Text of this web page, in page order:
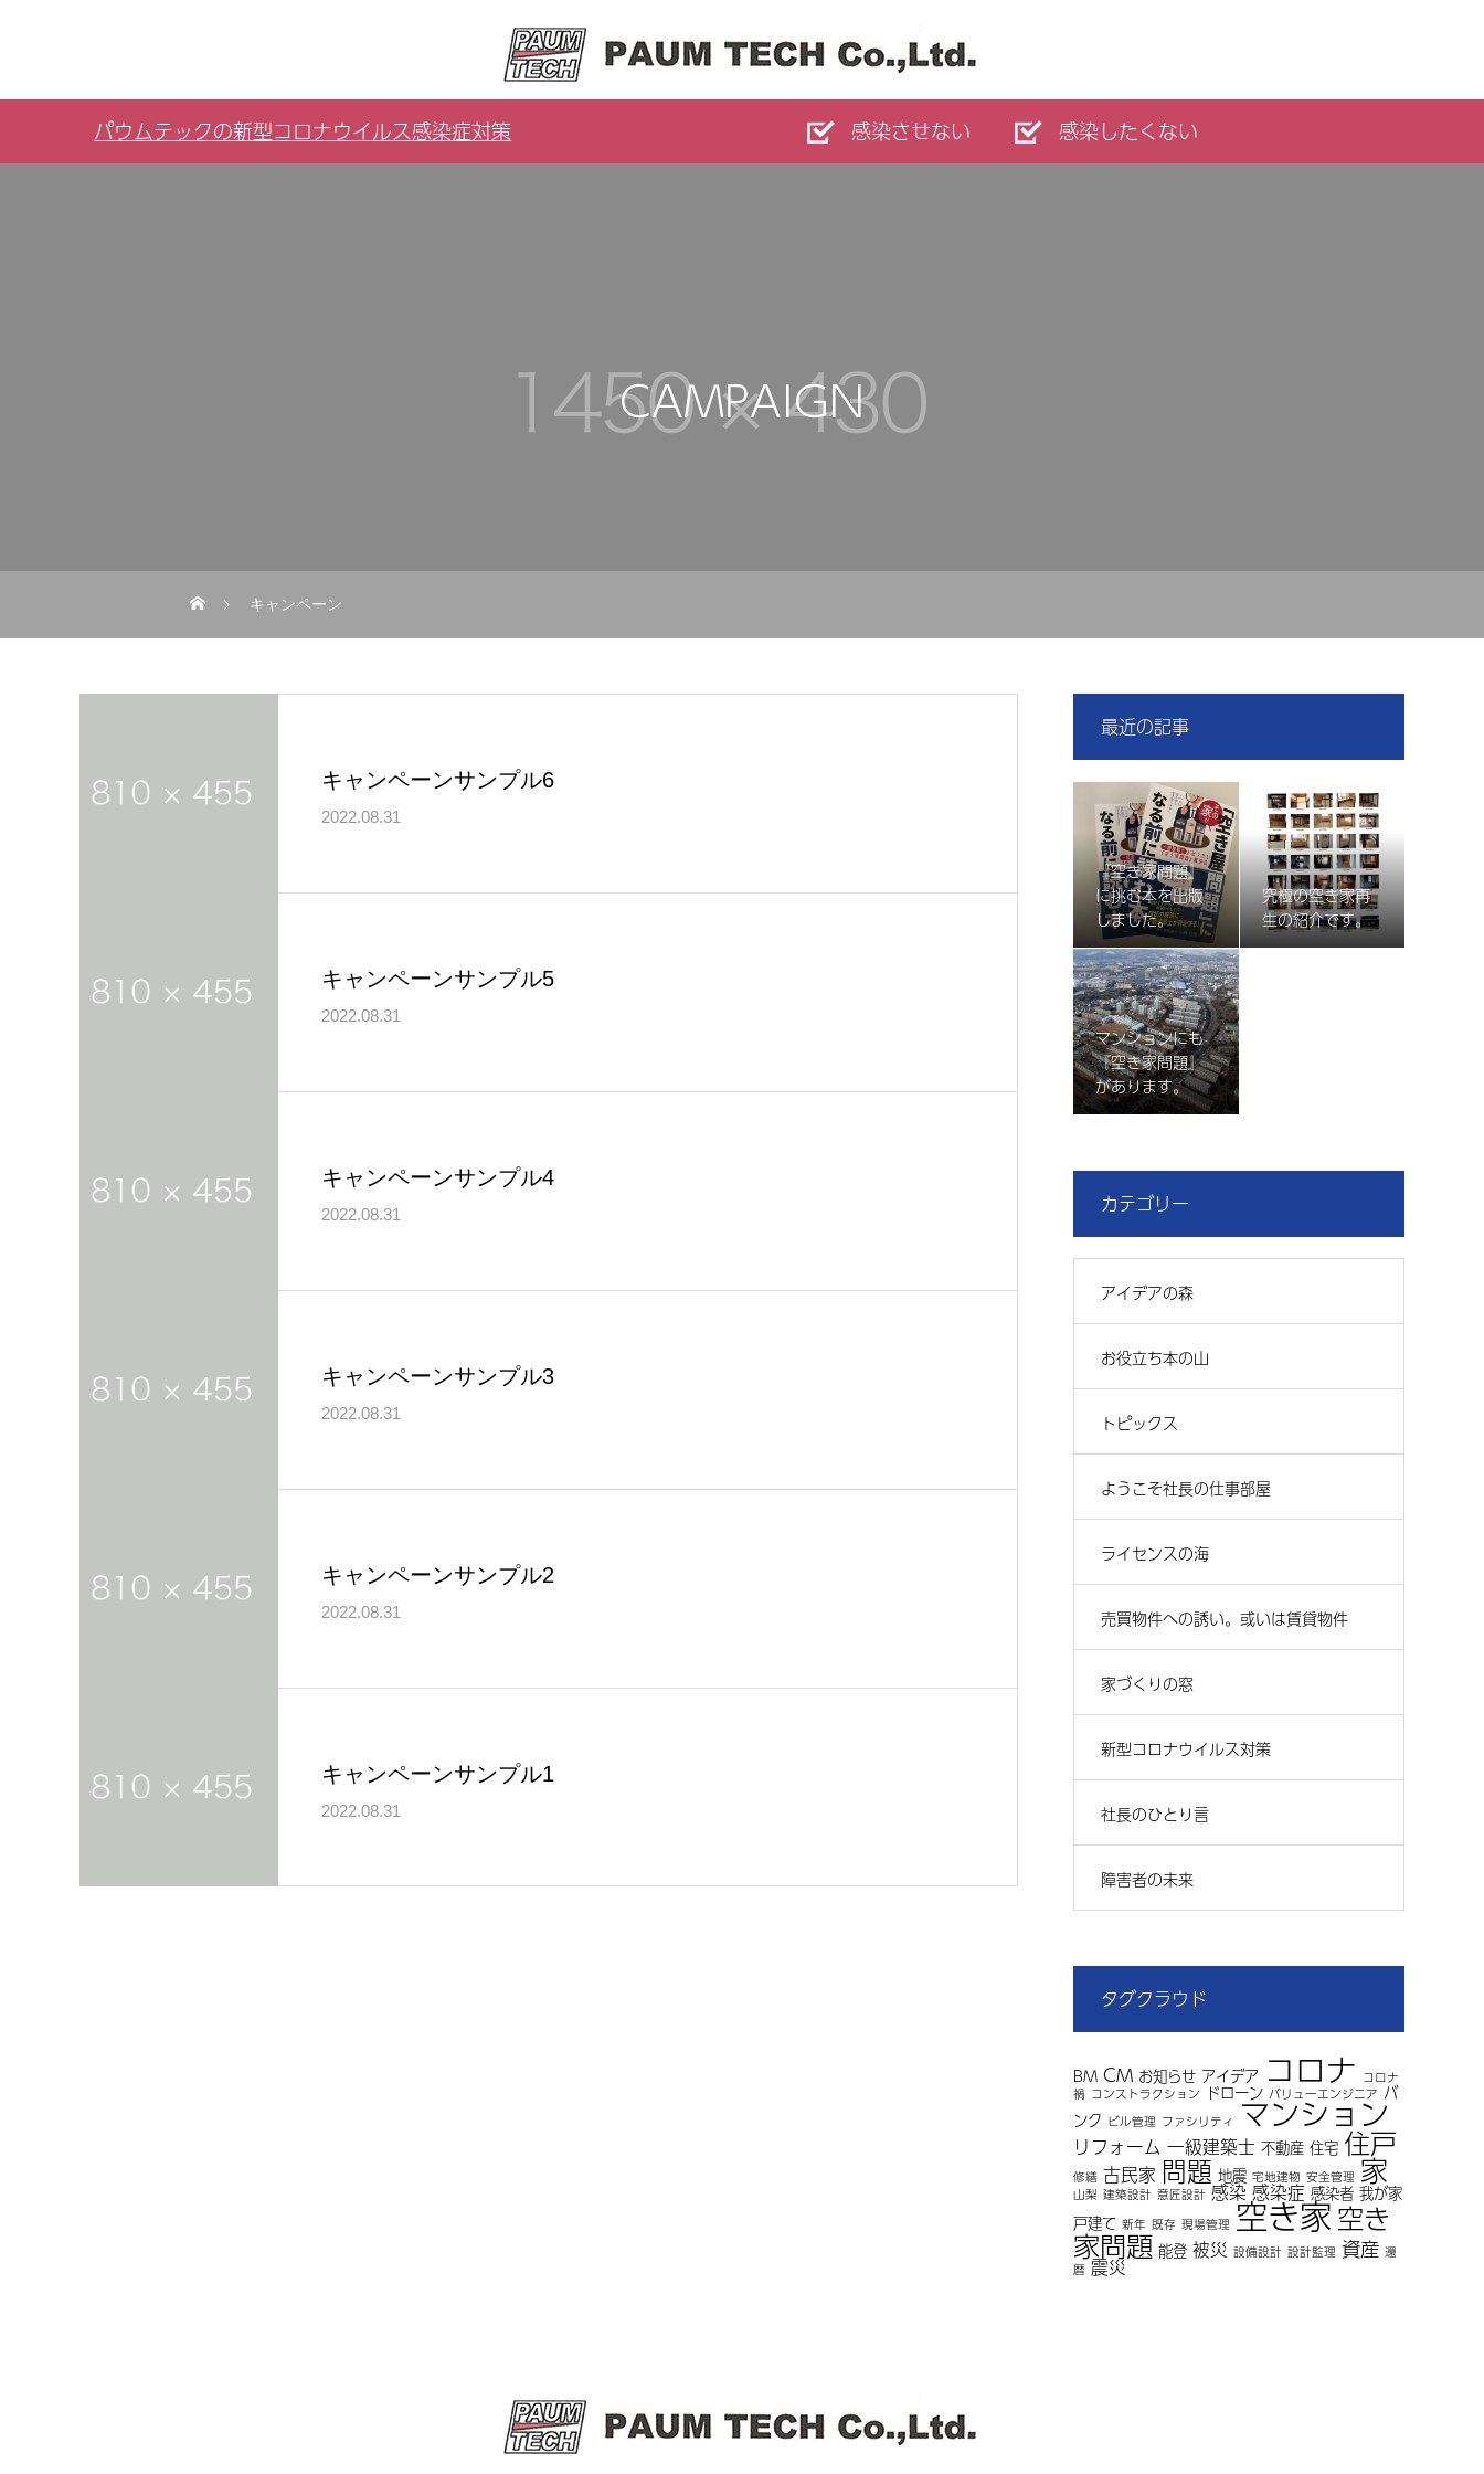
パウムテックの新型コロナウイルス感染症対策 感染させない 感染したくない
CAMPAIGN
キャンペーン
キャンペーンサンプル6
2022.08.31
キャンペーンサンプル5
2022.08.31
キャンペーンサンプル4
2022.08.31
キャンペーンサンプル3
2022.08.31
キャンペーンサンプル2
2022.08.31
キャンペーンサンプル1
2022.08.31
最近の記事
『空き家問題』
に挑む本を出版
しました。
究極の空き家再
生の紹介です。
マンションにも
『空き家問題』
があります。
カテゴリー
アイデアの森
お役立ち本の山
トピックス
ようこそ社長の仕事部屋
ライセンスの海
売買物件への誘い。或いは賃貸物件
家づくりの窓
新型コロナウイルス対策
社長のひとり言
障害者の未来
タグクラウド
BM CM お知らせ アイデア コロナ コロナ
禍 コンストラクション ドローン バリューエンジニア バ
ンク ビル管理 ファシリティ マンション
リフォーム 一級建築士 不動産 住宅 住戸
修繕 古民家 問題 地震 宅地建物 安全管理 家
山梨 建築設計 意匠設計 感染 感染症 感染者 我が家
戸建て 新年 既存 現場管理 空き家空き
家問題 能登 被災 設備設計 設計監理 資産 還
暦 震災